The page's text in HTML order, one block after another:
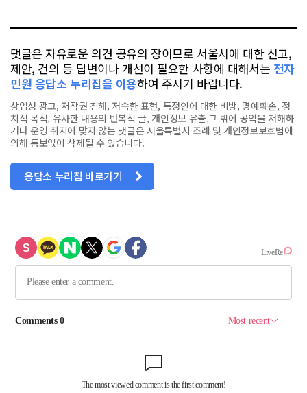
댓글은 자유로운 의견 공유의 장이므로 서울시에 대한 신고,
제안, 건의 등 답변이나 개선이 필요한 사항에 대해서는 전자
민원 응답소 누리집을 이용하여 주시기 바랍니다.
상업성 광고, 저작권 침해, 저속한 표현, 특정인에 대한 비방, 명예훼손, 정
치적 목적, 유사한 내용의 반복적 글, 개인정보 유출,그 밖에 공익을 저해하
거나 운영 취지에 맞지 않는 댓글은 서울특별시 조례 및 개인정보보호법에
의해 통보없이 삭제될 수 있습니다.
응답소 누리집 바로가기